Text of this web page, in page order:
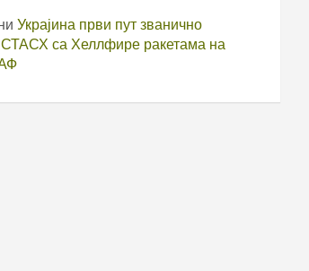
Украјина први пут званично
СТАСХ са Хеллфире ракетама на